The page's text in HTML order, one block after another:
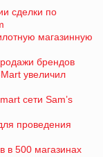
сделки по
магазинную
брендов
увеличил
cети Sam’s
проведения
в 500 магазинах